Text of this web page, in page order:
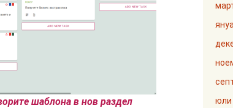
шаблона в нов раздел
юли